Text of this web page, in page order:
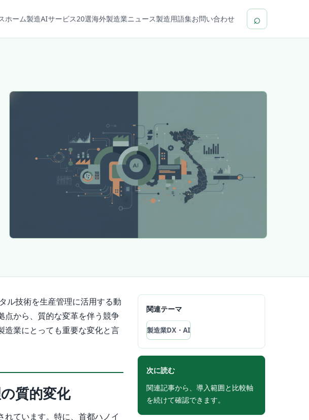
ホーム製造AIサービス20選海外製造業ニュース製造用語集お問い合わせ ⌕
ル技術を生産管理に活用する動
点から、質的な変革を伴う競争
造業にとっても重要な変化と言
質的変化
ています。特に、首都ハノイ
関連テーマ
製造業DX・AI
次に読む
関連記事から、導入範囲と比較軸
を続けて確認できます。